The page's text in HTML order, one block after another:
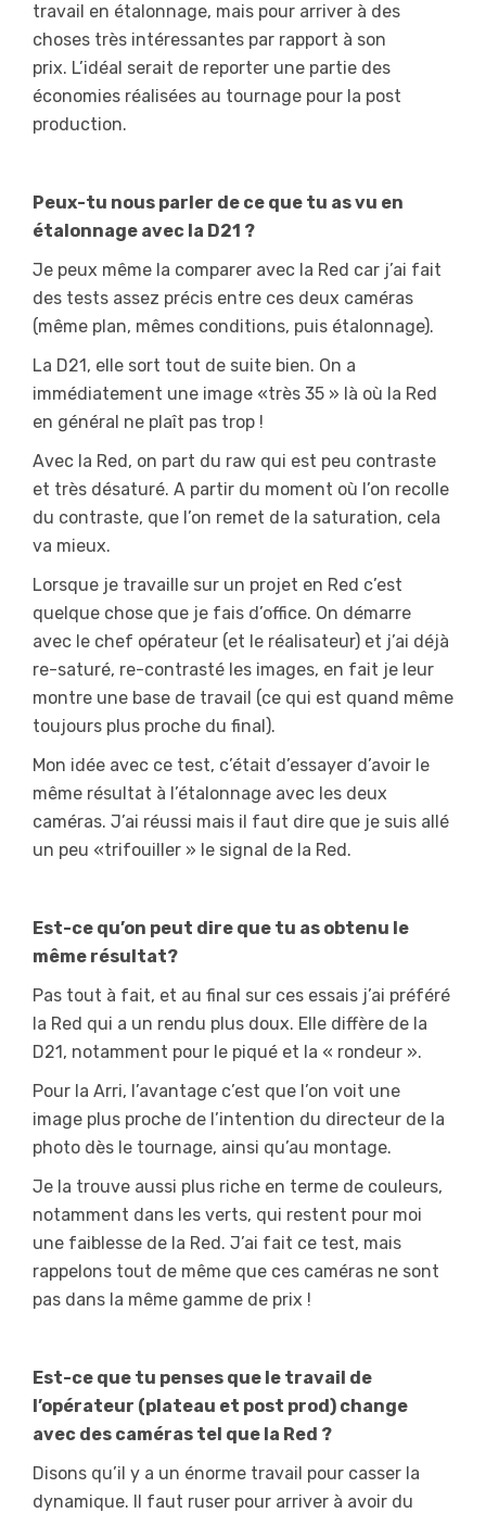
travail en étalonnage, mais pour arriver à des
choses très intéressantes par rapport à son
prix. L’idéal serait de reporter une partie des
économies réalisées au tournage pour la post
production.
Peux-tu nous parler de ce que tu as vu en
étalonnage avec la D21 ?
Je peux même la comparer avec la Red car j’ai fait
des tests assez précis entre ces deux caméras
(même plan, mêmes conditions, puis étalonnage).
La D21, elle sort tout de suite bien. On a
immédiatement une image «très 35 » là où la Red
en général ne plaît pas trop !
Avec la Red, on part du raw qui est peu contraste
et très désaturé. A partir du moment où l’on recolle
du contraste, que l’on remet de la saturation, cela
va mieux.
Lorsque je travaille sur un projet en Red c’est
quelque chose que je fais d’office. On démarre
avec le chef opérateur (et le réalisateur) et j’ai déjà
re-saturé, re-contrasté les images, en fait je leur
montre une base de travail (ce qui est quand même
toujours plus proche du final).
Mon idée avec ce test, c’était d’essayer d’avoir le
même résultat à l’étalonnage avec les deux
caméras. J’ai réussi mais il faut dire que je suis allé
un peu «trifouiller » le signal de la Red.
Est-ce qu’on peut dire que tu as obtenu le
même résultat?
Pas tout à fait, et au final sur ces essais j’ai préféré
la Red qui a un rendu plus doux. Elle diffère de la
D21, notamment pour le piqué et la « rondeur ».
Pour la Arri, l’avantage c’est que l’on voit une
image plus proche de l’intention du directeur de la
photo dès le tournage, ainsi qu’au montage.
Je la trouve aussi plus riche en terme de couleurs,
notamment dans les verts, qui restent pour moi
une faiblesse de la Red. J’ai fait ce test, mais
rappelons tout de même que ces caméras ne sont
pas dans la même gamme de prix !
Est-ce que tu penses que le travail de
l’opérateur (plateau et post prod) change
avec des caméras tel que la Red ?
Disons qu’il y a un énorme travail pour casser la
dynamique. Il faut ruser pour arriver à avoir du